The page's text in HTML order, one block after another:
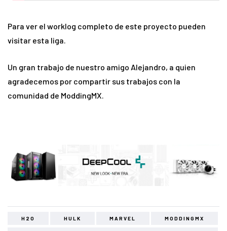
Para ver el worklog completo de este proyecto pueden
visitar esta liga.
Un gran trabajo de nuestro amigo Alejandro, a quien
agradecemos por compartir sus trabajos con la
comunidad de ModdingMX.
H2O HULK MARVEL MODDINGMX